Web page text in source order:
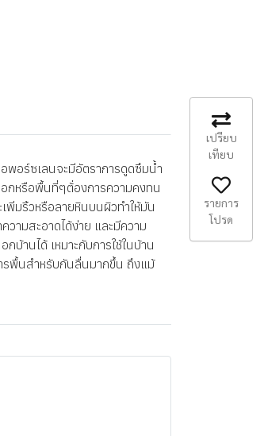
อร์ซเลนจะมีอัตราการดูดซึมน้ำ
อกหรือพื้นที่ๆต้่องการความคงทน
พิ่มริ้วหรือลายหินบนผิวทำให้มัน
ามสะอาดได้ง่าย และมีความ
านได้ เหมาะกับการใช้ในบ้าน
รพื้นสำหรับกันลื่นมากขึ้น ถึงแม้
เปรียบ
เทียบ
รายการ
โปรด